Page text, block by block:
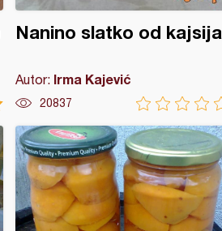
Nanino slatko od kajsija
Autor: Irma Kajević
20837